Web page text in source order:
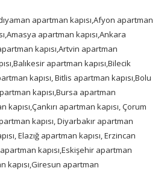
apartman kapısı,Afyon apartman
apartman kapısı,Ankara
kapısı,Artvin apartman
apartman kapısı,Bilecik
kapısı, Bitlis apartman kapısı,Bolu
kapısı,Bursa apartman
apartman kapısı, Çorum
kapısı, Diyarbakır apartman
Elazığ apartman kapısı, Erzincan
kapısı,Eskişehir apartman
kapısı,Giresun apartman